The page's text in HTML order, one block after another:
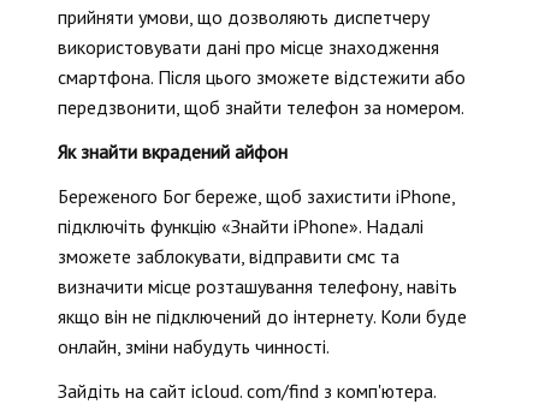
прийняти умови, що дозволяють диспетчеру
використовувати дані про місце знаходження
смартфона. Після цього зможете відстежити або
передзвонити, щоб знайти телефон за номером.
Як знайти вкрадений айфон
Береженого Бог береже, щоб захистити iPhone,
підключіть функцію «Знайти iPhone». Надалі
зможете заблокувати, відправити смс та
визначити місце розташування телефону, навіть
якщо він не підключений до інтернету. Коли буде
онлайн, зміни набудуть чинності.
Зайдіть на сайт icloud. com/find з комп'ютера.